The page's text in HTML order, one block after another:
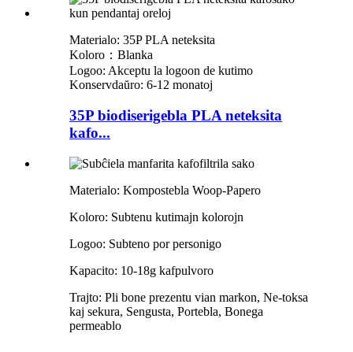
Materialo: 35P PLA neteksita
Koloro：Blanka
Logoo: Akceptu la logoon de kutimo
Konservdaŭro: 6-12 monatoj
35P biodiserigebla PLA neteksita
kafo...
Materialo: Kompostebla Woop-Papero
Koloro: Subtenu kutimajn kolorojn
Logoo: Subteno por personigo
Kapacito: 10-18g kafpulvoro
Trajto: Pli bone prezentu vian markon, Ne-toksa
kaj sekura, Sengusta, Portebla, Bonega
permeablo